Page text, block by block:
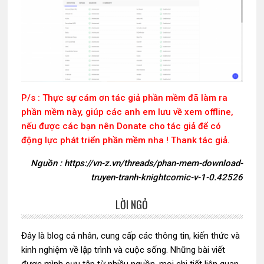
P/s : Thực sự cám ơn tác giả phần mềm đã làm ra
phần mềm này, giúp các anh em lưu về xem offline,
nếu được các bạn nên Donate cho tác giả để có
động lực phát triển phần mềm nha ! Thank tác giả.
Nguồn : https://vn-z.vn/threads/phan-mem-download-
truyen-tranh-knightcomic-v-1-0.42526
chính
LỜI NGỎ
Đây là blog cá nhân, cung cấp các thông tin, kiến thức và
kinh nghiệm về lập trình và cuộc sống. Những bài viết